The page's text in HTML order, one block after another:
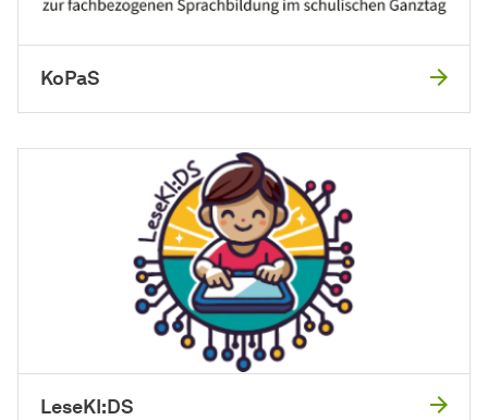
KoPaS
LeseKI:DS